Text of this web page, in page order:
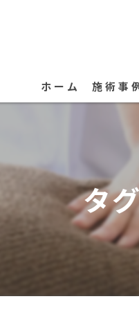
ホーム 施術事
タ